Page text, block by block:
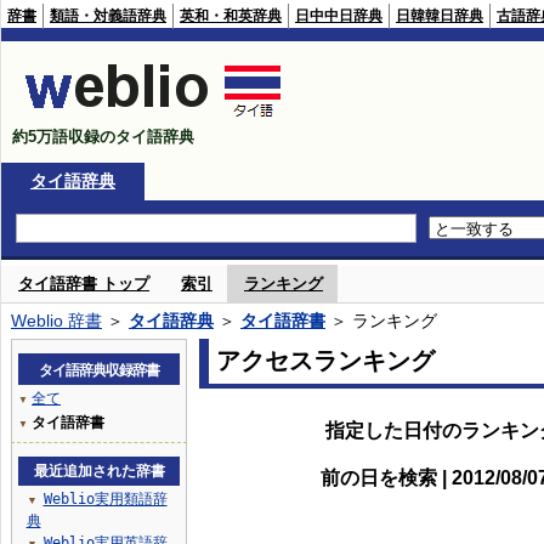
辞書 類語・対義語辞典 英和・和英辞典 日中中日辞典 日韓韓日辞典 古語辞
約5万語収録のタイ語辞典
タイ語辞典
タイ語辞書 トップ 索引 ランキング
Weblio 辞書 ＞ タイ語辞典 ＞ タイ語辞書 ＞ ランキング
アクセスランキング
指定した日付のランキ
前の日を検索 | 2012/08/
タイ語辞典収録辞書
▼ 全て
▼ タイ語辞書
最近追加された辞書
▼
Weblio実用類語辞
典